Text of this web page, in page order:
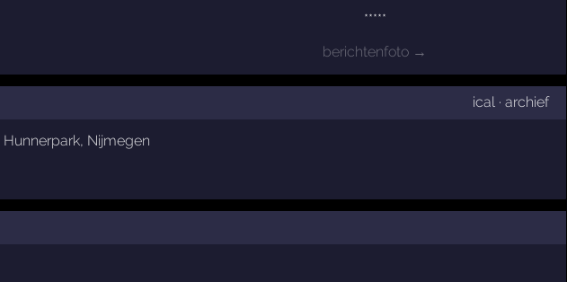
*****
berichtenfoto →
ical· archief
Hunnerpark, Nijmegen